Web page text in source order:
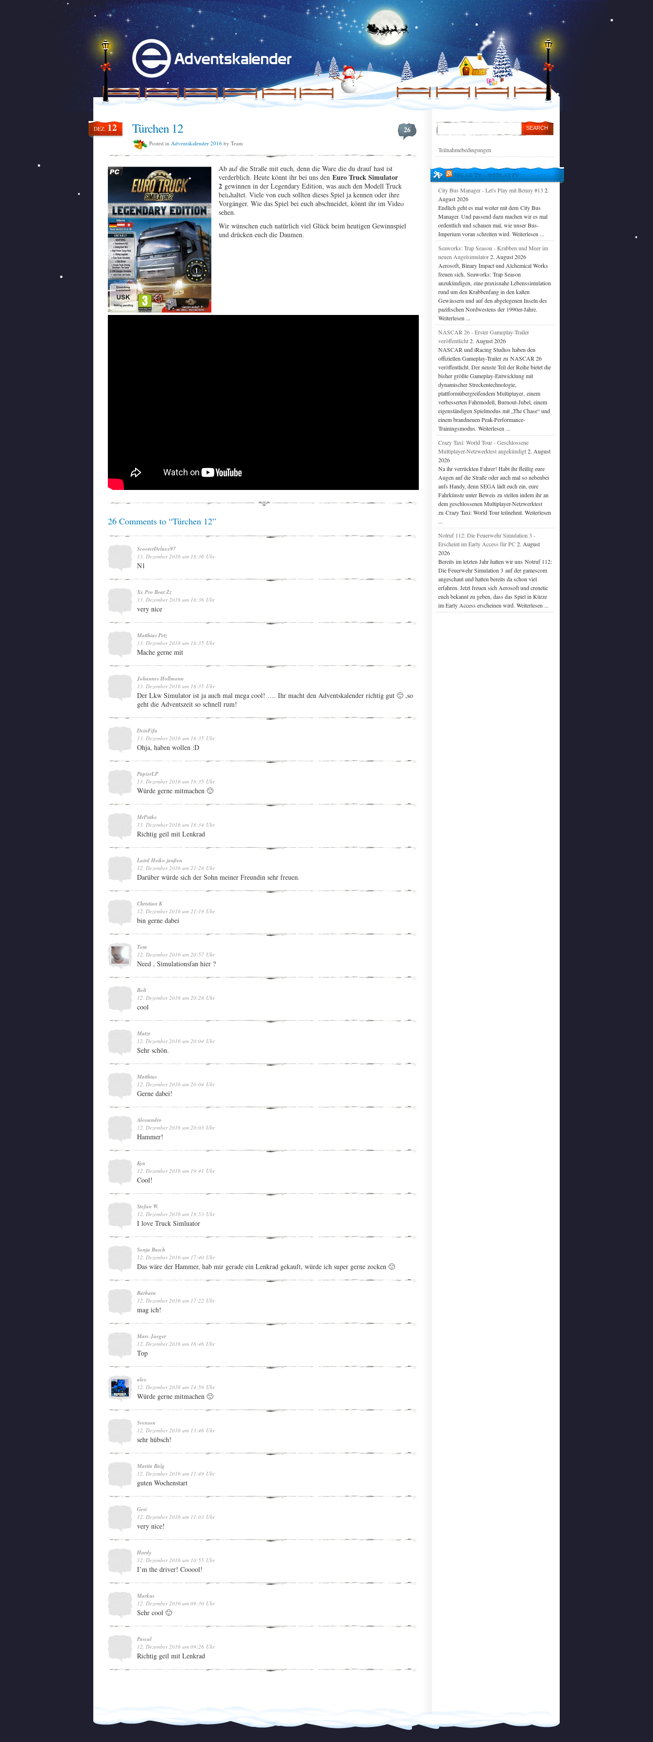
DEZ.12 26
Türchen 12
Posted in Adventskalender 2016 by Team
Ab auf die Straße mit euch, denn die Ware die du drauf hast ist
verderblich. Heute könnt ihr bei uns den Euro Truck Simulator
2 gewinnen in der Legendary Edition, was auch den Modell Truck
beinhaltet. Viele von euch sollten dieses Spiel ja kennen oder ihre
Vorgänger. Wie das Spiel bei euch abschneidet, könnt ihr im Video
sehen.
Wir wünschen euch natürlich viel Glück beim heutigen Gewinnspiel
und drücken euch die Daumen.
26 Comments to “Türchen 12”
ScooterDeluxe97
13. Dezember 2016 um 18:36 Uhr
N1
Xx Pro Beat Zz
13. Dezember 2016 um 18:36 Uhr
very nice
Matthias Petz
13. Dezember 2016 um 18:35 Uhr
Mache gerne mit
Johannes Hollmann
13. Dezember 2016 um 18:35 Uhr
Der Lkw Simulator ist ja auch mal mega cool! …. Ihr macht den Adventskalender richtig gut 🙂 ,so
geht die Adventszeit so schnell rum!
DeinFifa
13. Dezember 2016 um 18:35 Uhr
Ohja, haben wollen :D
PapierLP
13. Dezember 2016 um 18:35 Uhr
Würde gerne mitmachen 🙂
MrPutke
13. Dezember 2016 um 18:34 Uhr
Richtig geil mit Lenkrad
Laird Heiko janßen
12. Dezember 2016 um 21:28 Uhr
Darüber würde sich der Sohn meiner Freundin sehr freuen.
Christian K
12. Dezember 2016 um 21:19 Uhr
bin gerne dabei
Tom
12. Dezember 2016 um 20:57 Uhr
Need , Simulationsfan hier ?
Bolt
12. Dezember 2016 um 20:28 Uhr
cool
Matze
12. Dezember 2016 um 20:04 Uhr
Sehr schön.
Matthias
12. Dezember 2016 um 20:04 Uhr
Gerne dabei!
Alessandro
12. Dezember 2016 um 20:03 Uhr
Hammer!
Kyu
12. Dezember 2016 um 19:41 Uhr
Cool!
Stefan W.
12. Dezember 2016 um 18:53 Uhr
I love Truck Simluator
Sonja Busch
12. Dezember 2016 um 17:40 Uhr
Das wäre der Hammer, hab mir gerade ein Lenkrad gekauft, würde ich super gerne zocken 🙂
Barbara
12. Dezember 2016 um 17:22 Uhr
mag ich!
Marc Jaeger
12. Dezember 2016 um 16:46 Uhr
Top
alex
12. Dezember 2016 um 14:59 Uhr
Würde gerne mitmachen 🙂
Svenson
12. Dezember 2016 um 13:46 Uhr
sehr hübsch!
Marita Balg
12. Dezember 2016 um 11:49 Uhr
guten Wochenstart
Gesi
12. Dezember 2016 um 11:03 Uhr
very nice!
Hardy
12. Dezember 2016 um 10:55 Uhr
I’m the driver! Cooool!
Markus
12. Dezember 2016 um 09:30 Uhr
Sehr cool 🙂
Pascal
12. Dezember 2016 um 09:26 Uhr
Richtig geil mit Lenkrad
Teilnahmebedingungen
EPLAY TV – @EPLAYTV
City Bus Manager - Let's Play mit Benny #13 2.
August 2026
Endlich geht es mal weiter mit dem City Bus
Manager. Und passend dazu machen wir es mal
ordentlich und schauen mal, wie unser Bus-
Imperium voran schreiten wird. Weiterlesen ...
Seaworks: Trap Season - Krabben und Meer im
neuen Angelsimulator2. August 2026
Aerosoft, Binary Impact und Alchemical Works
freuen sich, Seaworks: Trap Season
anzukündigen, eine praxisnahe Lebenssimulation
rund um den Krabbenfang in den kalten
Gewässern und auf den abgelegenen Inseln des
pazifischen Nordwestens der 1990er-Jahre.
Weiterlesen ...
NASCAR 26 - Erster Gameplay-Trailer
veröffentlicht2. August 2026
NASCAR und iRacing Studios haben den
offiziellen Gameplay-Trailer zu NASCAR 26
veröffentlicht. Der neuste Teil der Reihe bietet die
bisher größte Gameplay-Entwicklung mit
dynamischer Streckentechnologie,
plattformübergreifendem Multiplayer, einem
verbesserten Fahrmodell, Burnout-Jubel, einem
eigenständigen Spielmodus mit „The Chase“ und
einem brandneuen Peak-Performance-
Trainingsmodus. Weiterlesen ...
Crazy Taxi: World Tour - Geschlossene
Multiplayer-Netzwerktest angekündigt2. August
2026
Na ihr verrückten Fahrer! Habt ihr fleißig eure
Augen auf die Straße oder auch mal so nebenbei
aufs Handy, denn SEGA lädt euch ein, eure
Fahrkünste unter Beweis zu stellen indem ihr an
dem geschlossenen Multiplayer-Netzwerktest
zu Crazy Taxi: World Tour teilnehmt. Weiterlesen
...
Notruf 112: Die Feuerwehr Simulation 3 -
Erscheint im Early Access für PC2. August
2026
Bereits im letzten Jahr hatten wir uns Notruf 112:
Die Feuerwehr Simulation 3 auf der gamescom
angeschaut und hatten bereits da schon viel
erfahren. Jetzt freuen sich Aerosoft und crenetic
euch bekannt zu geben, dass das Spiel in Kürze
im Early Access erscheinen wird. Weiterlesen ...